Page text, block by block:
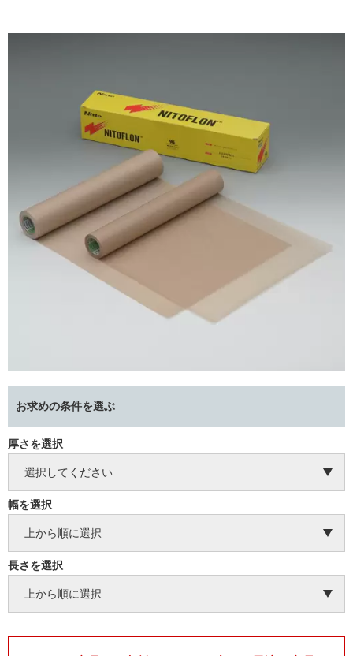
お求めの条件を選ぶ
厚さを選択
幅を選択
長さを選択